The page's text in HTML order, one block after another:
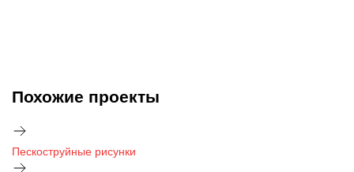
Похожие проекты
Пескоструйные рисунки